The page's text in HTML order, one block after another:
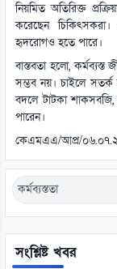
নিয়মিত অতিরিক্ত
করেছেন
হৃদরোগও হতে পারে।
বাস্তবতা হলো,
সম্ভব নয়। চাইলে সতর্ক
বদলে টাটকা
পারেন।
কেএমএএ/আপ্র/
কর্মব্যস্ততা
সংশ্লিষ্ট খবর